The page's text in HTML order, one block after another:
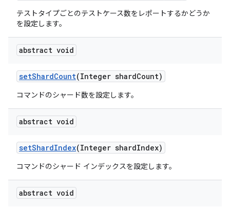
テストタイプごとのテストケース数をレポートするかどうか
を設定します。
abstract void
setShardCount(Integer shardCount)
コマンドのシャード数を設定します。
abstract void
setShardIndex(Integer shardIndex)
コマンドのシャード インデックスを設定します。
abstract void